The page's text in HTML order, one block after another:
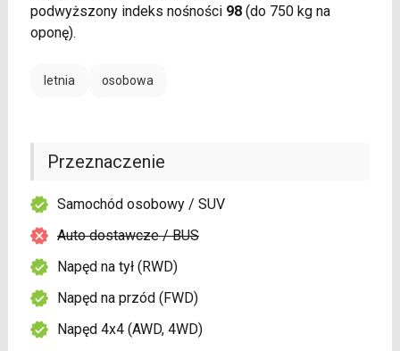
podwyższony indeks nośności 98(do 750 kg na
oponę).
letnia osobowa
Przeznaczenie
Samochód osobowy / SUV
Auto dostawcze / BUS
Napęd na tył (RWD)
Napęd na przód (FWD)
Napęd 4x4 (AWD, 4WD)